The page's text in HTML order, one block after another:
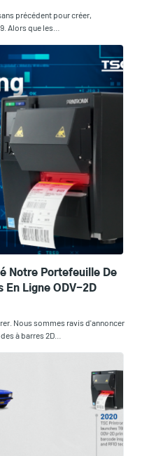
précédent pour créer,
Alors que les…
Notre Portefeuille De
En Ligne ODV-2D
Nous sommes ravis d'annoncer
à barres 2D…